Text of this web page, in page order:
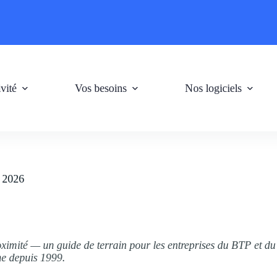
Vos besoins Nos logiciels
2026
— un guide de terrain pour les entreprises du BTP et du
depuis 1999.